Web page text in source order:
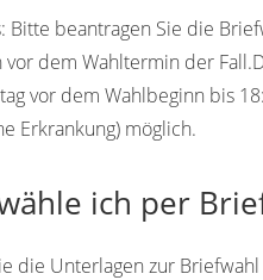
Bitte beantragen Sie die
vor dem Wahltermin der
vor dem Wahlbeginn bis
Erkrankung) möglich.
ich per
die Unterlagen zur